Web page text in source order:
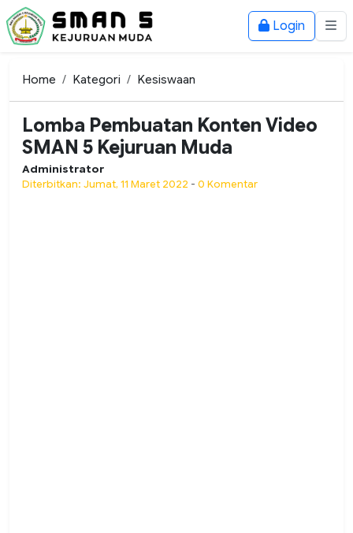
Login
Home Kategori Kesiswaan
Lomba Pembuatan Konten Video
SMAN 5 Kejuruan Muda
Administrator
Diterbitkan: Jumat, 11 Maret 2022 - 0 Komentar